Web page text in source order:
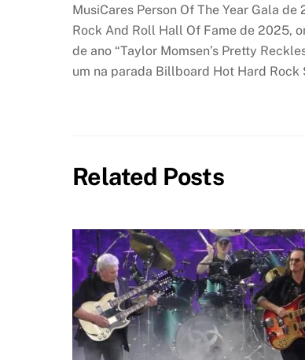
MusiCares Person Of The Year Gala
Rock And Roll Hall Of Fame de 2025,
de ano “Taylor Momsen’s Pretty
um na parada Billboard Hot Hard
Related Posts